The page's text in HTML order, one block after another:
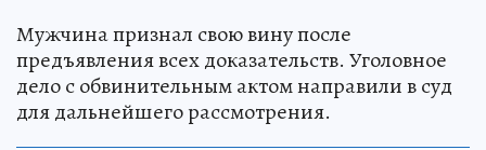
Мужчина признал свою вину после
предъявления всех доказательств. Уголовное
дело с обвинительным актом направили в суд
для дальнейшего рассмотрения.